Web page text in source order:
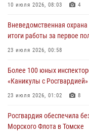
Морского Флота в Томске
28 июля 2026, 00:33
приняли присягу у
28 июля 2026, 00:24
10 июля 2026, 08:03 4
Вневедомственная
итоги работы за первое
23 июля 2026, 00:58
Более 100 юных
«Каникулы с
23 июля 2026, 01:02 8
Росгвардия обеспечила
Морского Флота в Томске